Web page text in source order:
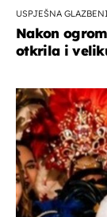
USPJEŠNA
Nakon
otkrila i